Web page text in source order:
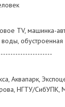
TV, машинка-
Аквапарк,
НГТУ/СибУПК,